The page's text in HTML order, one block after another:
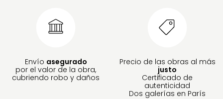
Envío asegurado
por el valor de la obra,
cubriendo robo y daños
Precio de las obras al más
justo
Certificado de
autenticidad
Dos galerías en París